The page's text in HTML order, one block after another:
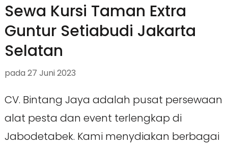
Sewa Kursi Taman Extra
Guntur Setiabudi Jakarta
Selatan
pada 27 Juni 2023
CV. Bintang Jaya adalah pusat persewaan
alat pesta dan event terlengkap di
Jabodetabek. Kami menydiakan berbagai